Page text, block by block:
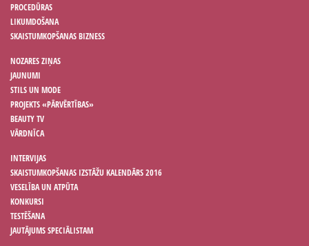
PROCEDŪRAS
LIKUMDOŠANA
SKAISTUMKOPŠANAS BIZNESS
NOZARES ZIŅAS
JAUNUMI
STILS UN MODE
PROJEKTS «PĀRVĒRTĪBAS»
BEAUTY TV
VĀRDNĪCA
INTERVIJAS
SKAISTUMKOPŠANAS IZSTĀŽU KALENDĀRS 2016
VESELĪBA UN ATPŪTA
KONKURSI
TESTĒŠANA
JAUTĀJUMS SPECIĀLISTAM